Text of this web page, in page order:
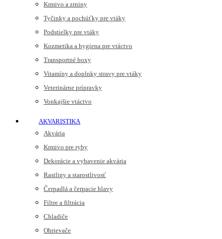
Krmivo a zrniny
Tyčinky a pochúťky pre vtáky
Podstielky pre vtáky
Kozmetika a hygiena pre vtáctvo
Transportné boxy
Vitamíny a doplnky stravy pre vtáky
Veterinárne prípravky
Vonkajšie vtáctvo
AKVARISTIKA
Akvária
Krmivo pre ryby
Dekorácie a vybavenie akvária
Rastliny a starostlivosť
Čerpadlá a čerpacie hlavy
Filtre a filtrácia
Chladiče
Ohrievače